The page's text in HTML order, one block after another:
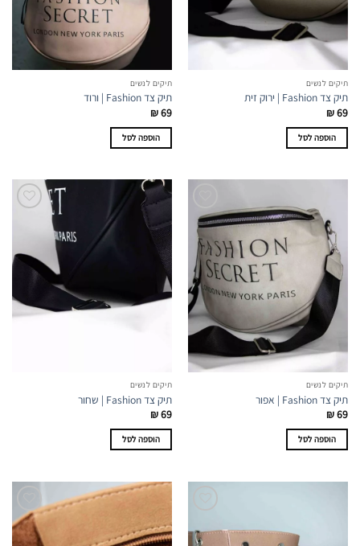
תיקים לנשים
תיק צד Fashion | ירוק זית
₪69
הוספה לסל
תיקים לנשים
תיק צד Fashion | ורוד
₪69
הוספה לסל
תיקים לנשים
תיק צד Fashion | אפור
₪69
הוספה לסל
תיקים לנשים
תיק צד Fashion | שחור
₪69
הוספה לסל